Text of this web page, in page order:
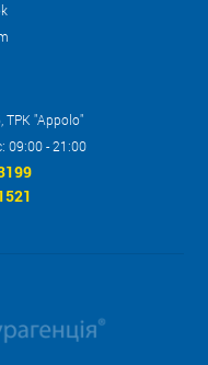
ТРК "Appolo"
09:00 - 21:00